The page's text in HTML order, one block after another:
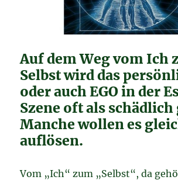
Auf dem Weg vom Ich
Selbst wird das
oder auch EGO in der
Szene oft als schädlich
Manche wollen es
auflösen.
Vom „Ich“ zum „Selbst“, da